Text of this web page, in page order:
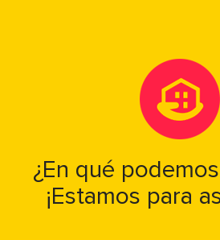
¿En qué
¡Estamos para